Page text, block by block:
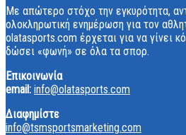
Με απώτερο στόχο την εγκυρότητα,
ολοκληρωτική ενημέρωση για τον
olatasports.com έρχεται για να γίνει
δώσει «φωνή» σε όλα τα σπορ.
Επικοινωνία
email: info@olatasports.com
Διαφημίστε
info@tsmsportsmarketing.com